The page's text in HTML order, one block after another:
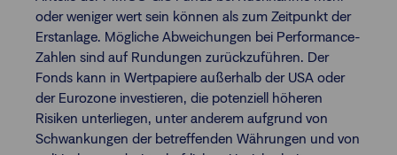
oder weniger wert sein können als zum Zeitpunkt der
Erstanlage. Mögliche Abweichungen bei Performance-
Zahlen sind auf Rundungen zurückzuführen. Der
Fonds kann in Wertpapiere außerhalb der USA oder
der Eurozone investieren, die potenziell höheren
Risiken unterliegen, unter anderem aufgrund von
Schwankungen der betreffenden Währungen und von